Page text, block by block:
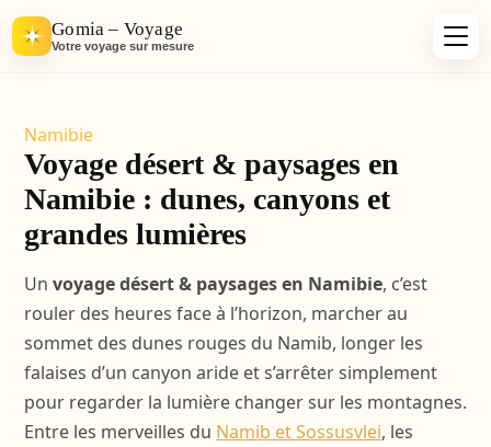
Gomia – Voyage
Votre voyage sur mesure
Namibie
Voyage désert & paysages en
Namibie : dunes, canyons et
grandes lumières
Un voyage désert & paysages en Namibie, c’est
rouler des heures face à l’horizon, marcher au
sommet des dunes rouges du Namib, longer les
falaises d’un canyon aride et s’arrêter simplement
pour regarder la lumière changer sur les montagnes.
Entre les merveilles du Namib et Sossusvlei, les